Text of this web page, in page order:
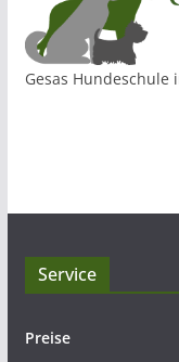
Gesas Hundeschule
Service
Preise